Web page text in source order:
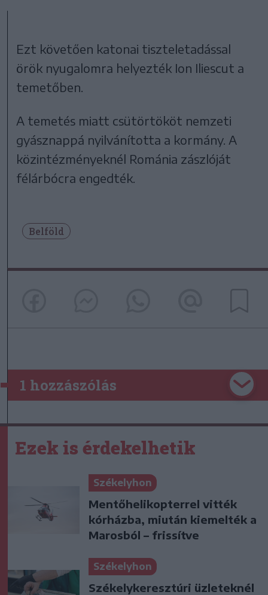
Ezt követően katonai tiszteletadással
örök nyugalomra helyezték Ion Iliescut a
temetőben.
A temetés miatt csütörtököt nemzeti
gyásznappá nyilvánította a kormány. A
közintézményeknél Románia zászlóját
félárbócra engedték.
Belföld
1 hozzászólás
Ezek is érdekelhetik
Székelyhon
Mentőhelikopterrel vitték
kórházba, miután kiemelték a
Marosból – frissítve
Székelyhon
Székelykeresztúri üzleteknél